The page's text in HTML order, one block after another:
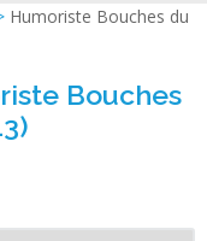
Humoriste Bouches du
Bouches